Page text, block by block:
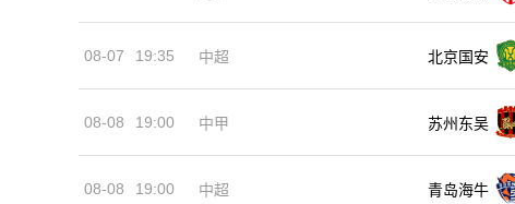
08-07 19:35 中超 北京国安
08-08 19:00 中甲 苏州东吴
08-08 19:00 中超 青岛海牛